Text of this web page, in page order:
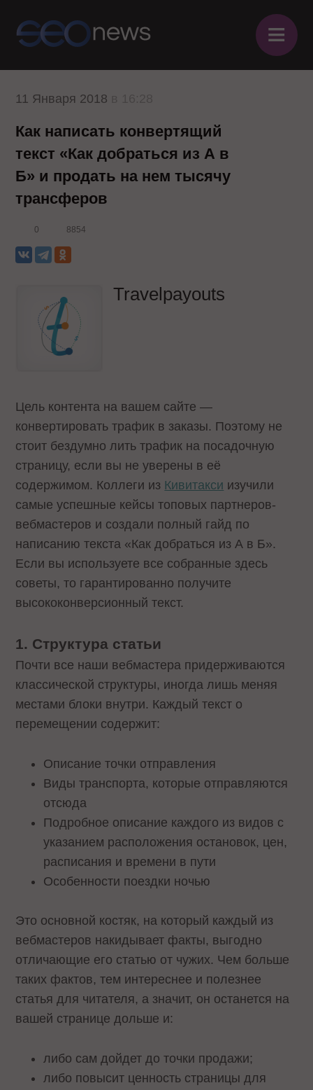
≡
11 Января 2018
Как написать конвертящий
текст «Как добраться из А в
Б» и продать на нем тысячу
трансферов
0 8854
Travelpayouts
Цель контента на вашем сайте —
конвертировать трафик в заказы. Поэтому не
стоит бездумно лить трафик на посадочную
страницу, если вы не уверены в её
содержимом. Коллеги из Кивитакси изучили
самые успешные кейсы топовых партнеров-
вебмастеров и создали полный гайд по
написанию текста «Как добраться из А в Б».
Если вы используете все собранные здесь
советы, то гарантированно получите
высококонверсионный текст.
1. Структура статьи
Почти все наши вебмастера придерживаются
классической структуры, иногда лишь меняя
местами блоки внутри. Каждый текст о
перемещении содержит:
Описание точки отправления
Виды транспорта, которые отправляются
отсюда
Подробное описание каждого из видов с
указанием расположения остановок, цен,
расписания и времени в пути
Особенности поездки ночью
Это основной костяк, на который каждый из
вебмастеров накидывает факты, выгодно
отличающие его статью от чужих. Чем больше
таких фактов, тем интереснее и полезнее
статья для читателя, а значит, он останется на
вашей странице дольше и:
либо сам дойдет до точки продажи;
либо повысит ценность страницы для